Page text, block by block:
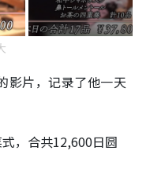
影片，记录了他一天
，合共12,600日圆